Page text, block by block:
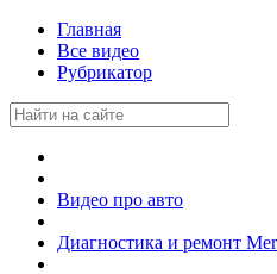
Главная
Все видео
Рубрикатор
Видео про авто
Диагностика и ремонт